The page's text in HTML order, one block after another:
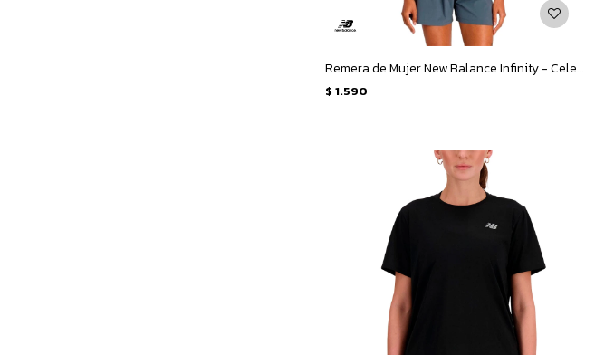
Remera de Mujer New Balance Infinity - Celeste Claro
$ 1.590